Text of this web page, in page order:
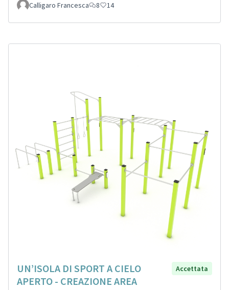
Calligaro Francesca 8 14
UN’ISOLA DI SPORT A CIELO
APERTO - CREAZIONE AREA
Accettata